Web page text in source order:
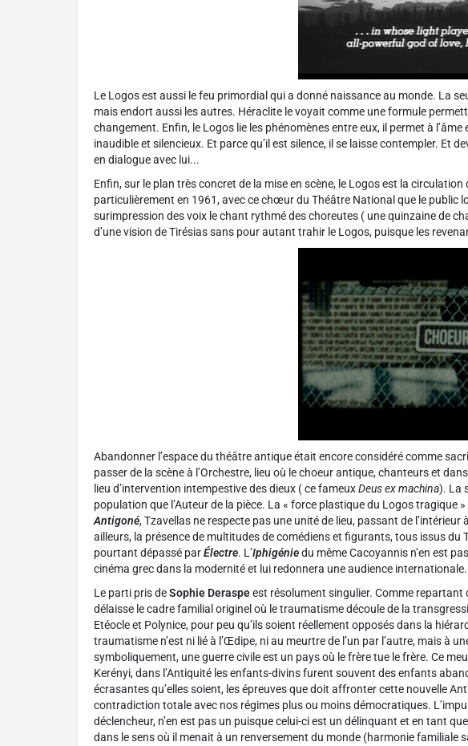
Le Logos est aussi le feu primordial qui a donné naissance au monde. La
mais endort aussi les autres. Héraclite le voyait comme une formule
changement. Enfin, le Logos lie les phénomènes entre eux, il permet à
inaudible et silencieux. Et parce qu’il est silence, il se laisse contempler.
en dialogue avec lui...
Enfin, sur le plan très concret de la mise en scène, le Logos est la
particulièrement en 1961, avec ce chœur du Théâtre National que le
surimpression des voix le chant rythmé des choreutes ( une quinzaine de
d’une vision de Tirésias sans pour autant trahir le Logos, puisque les
Abandonner l’espace du théâtre antique était encore considéré comme
passer de la scène à l’Orchestre, lieu où le choeur antique, chanteurs et
lieu d’intervention intempestive des dieux ( ce fameuxDeus ex machina). La
population que l’Auteur de la pièce. La « force plastique du Logos
Antigoné, Tzavellas ne respecte pas une unité de lieu, passant de
ailleurs, la présence de multitudes de comédiens et figurants, tous issus
pourtant dépassé parÉlectre. L’Iphigéniedu même Cacoyannis n’en est
cinéma grec dans la modernité et lui redonnera une audience
Le parti pris deSophie Deraspeest résolument singulier. Comme repartant
délaisse le cadre familial originel où le traumatisme découle de la
Etéocle et Polynice, pour peu qu’ils soient réellement opposés dans la
traumatisme n’est ni lié à l’Œdipe, ni au meurtre de l’un par l’autre, mais
symboliquement, une guerre civile est un pays où le frère tue le frère. Ce
Kerényi, dans l’Antiquité les enfants-divins furent souvent des enfants
écrasantes qu’elles soient, les épreuves que doit affronter cette nouvelle
contradiction totale avec nos régimes plus ou moins démocratiques.
déclencheur, n’en est pas un puisque celui-ci est un délinquant et en tant
dans le sens où il menait à un renversement du monde (harmonie familiale